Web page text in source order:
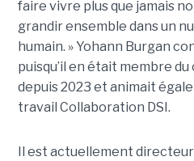
faire vivre plus que jamais
grandir ensemble dans un
humain. »Yohann Burgan
puisqu’il en était membre
depuis 2023 et animait
travail Collaboration DSI.
Il est actuellement